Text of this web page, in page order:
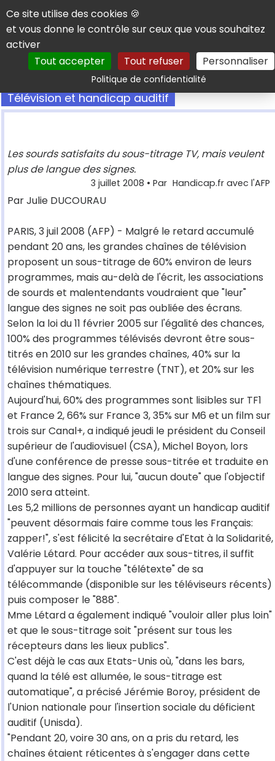
Panneau de gestion des cookies
Ce site utilise des cookies 🍪
et vous donne le contrôle sur ceux que vous souhaitez
activer
Tout accepter
Tout refuser Personnaliser
Politique de confidentialitéRechercher
Télévision et handicap auditif
Les sourds satisfaits du sous-titrage TV, mais veulent
plus de langue des signes.
3 juillet 2008 • Par Handicap.fr avec l'AFP
Par Julie DUCOURAU
PARIS, 3 juil 2008 (AFP) - Malgré le retard accumulé
pendant 20 ans, les grandes chaînes de télévision
proposent un sous-titrage de 60% environ de leurs
programmes, mais au-delà de l'écrit, les associations
de sourds et malentendants voudraient que "leur"
langue des signes ne soit pas oubliée des écrans.
Selon la loi du 11 février 2005 sur l'égalité des chances,
100% des programmes télévisés devront être sous-
titrés en 2010 sur les grandes chaînes, 40% sur la
télévision numérique terrestre (TNT), et 20% sur les
chaînes thématiques.
Aujourd'hui, 60% des programmes sont lisibles sur TF1
et France 2, 66% sur France 3, 35% sur M6 et un film sur
trois sur Canal+, a indiqué jeudi le président du Conseil
supérieur de l'audiovisuel (CSA), Michel Boyon, lors
d'une conférence de presse sous-titrée et traduite en
langue des signes. Pour lui, "aucun doute" que l'objectif
2010 sera atteint.
Les 5,2 millions de personnes ayant un handicap auditif
"peuvent désormais faire comme tous les Français:
zapper!", s'est félicité la secrétaire d'Etat à la Solidarité,
Valérie Létard. Pour accéder aux sous-titres, il suffit
d'appuyer sur la touche "télétexte" de sa
télécommande (disponible sur les téléviseurs récents)
puis composer le "888".
Mme Létard a également indiqué "vouloir aller plus loin"
et que le sous-titrage soit "présent sur tous les
récepteurs dans les lieux publics".
C'est déjà le cas aux Etats-Unis où, "dans les bars,
quand la télé est allumée, le sous-titrage est
automatique", a précisé Jérémie Boroy, président de
l'Union nationale pour l'insertion sociale du déficient
auditif (Unisda).
"Pendant 20, voire 30 ans, on a pris du retard, les
chaînes étaient réticentes à s'engager dans cette